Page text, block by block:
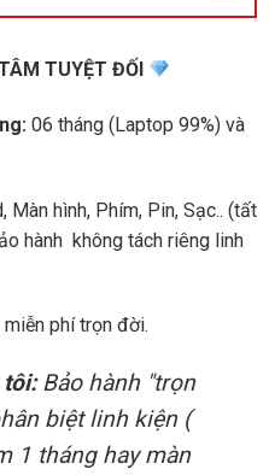
TUYỆT ĐỐI
06 tháng (Laptop 99%) và
Màn hình, Phím, Pin, Sạc.. (tất
hành không tách riêng linh
phí trọn đời.
Bảo hành "trọn
biệt linh kiện (
1 tháng hay màn